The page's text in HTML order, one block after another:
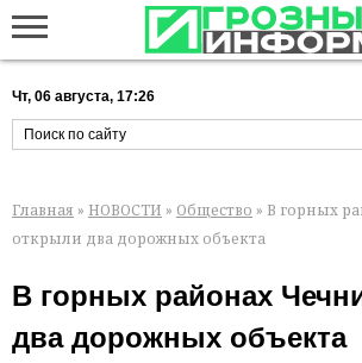
Чт, 06 августа, 17:26
Главная » НОВОСТИ » Общество » В горных
открыли два дорожных объекта
В горных районах
два дорожных объекта